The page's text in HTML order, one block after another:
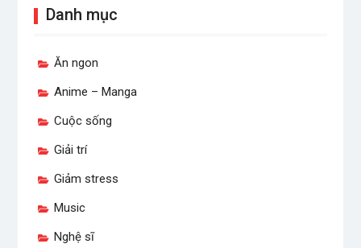
Danh mục
Ăn ngon
Anime – Manga
Cuộc sống
Giải trí
Giảm stress
Music
Nghệ sĩ